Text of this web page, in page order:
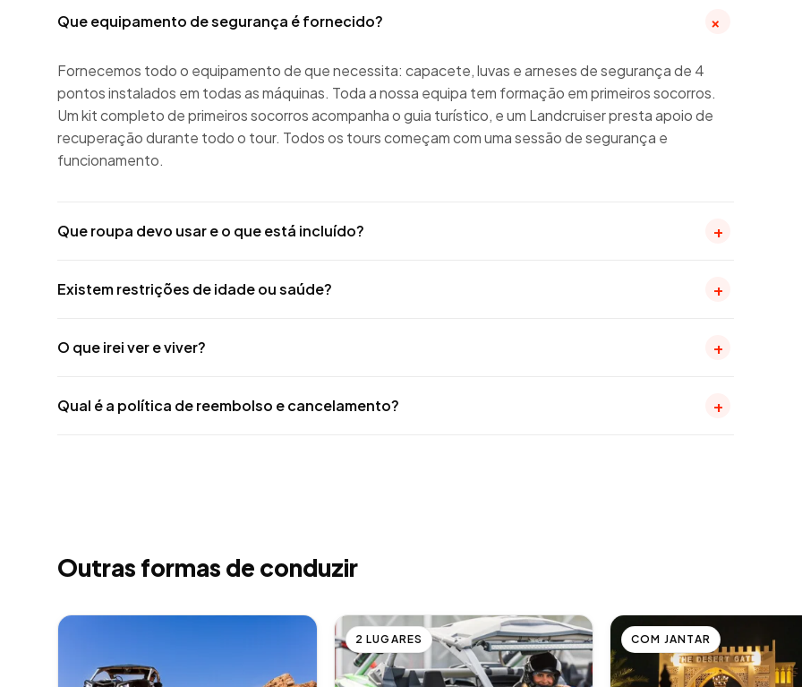
Que equipamento de segurança é fornecido? +
Fornecemos todo o equipamento de que necessita: capacete, luvas e arneses de segurança de 4
pontos instalados em todas as máquinas. Toda a nossa equipa tem formação em primeiros socorros.
Um kit completo de primeiros socorros acompanha o guia turístico, e um Landcruiser presta apoio de
recuperação durante todo o tour. Todos os tours começam com uma sessão de segurança e
funcionamento.
Que roupa devo usar e o que está incluído? +
Existem restrições de idade ou saúde? +
O que irei ver e viver? +
Qual é a política de reembolso e cancelamento? +
Outras formas de conduzir
2 LUGARES COM JANTAR